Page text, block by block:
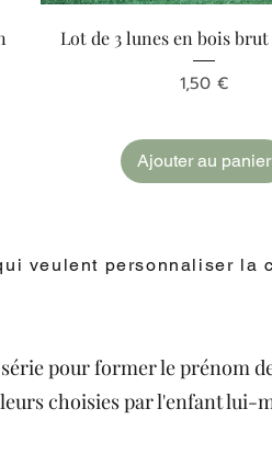
Aperçu rapide
Lot de 3 lunes en bois
Prix
1,50 €
Ajouter au panier
veulent personnaliser la
pour former le prénom
choisies par l'enfant lui-